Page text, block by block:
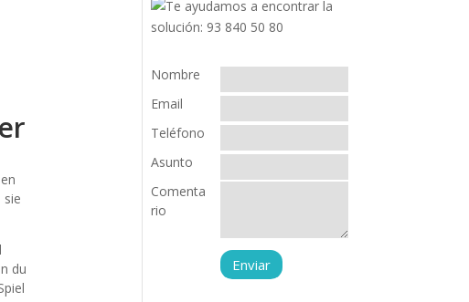
sie
du
Nombre
Email
Teléfono
Asunto
Comenta
rio